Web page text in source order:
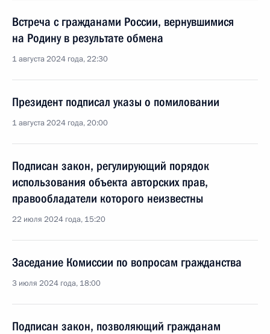
Встреча с гражданами России, вернувшимися
на Родину в результате обмена
1 августа 2024 года, 22:30
Президент подписал указы о помиловании
1 августа 2024 года, 20:00
Подписан закон, регулирующий порядок
использования объекта авторских прав,
правообладатели которого неизвестны
22 июля 2024 года, 15:20
Заседание Комиссии по вопросам гражданства
3 июля 2024 года, 18:00
Подписан закон, позволяющий гражданам